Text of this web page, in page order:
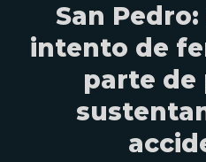
San
intento de
parte de